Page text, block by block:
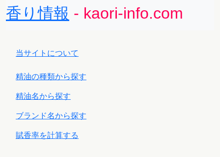
香り情報 - kaori-info.com
当サイトについて
精油の種類から探す
精油名から探す
ブランド名から探す
賦香率を計算する